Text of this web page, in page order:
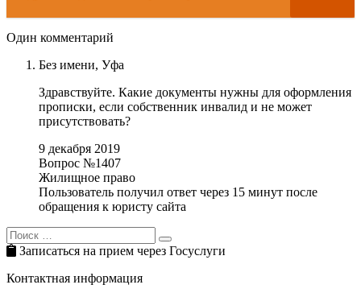
Один комментарий
Без имени, Уфа
Здравствуйте. Какие документы нужны для оформления
прописки, если собственник инвалид и не может
присутствовать?
9 декабря 2019
Вопрос №1407
Жилищное право
Пользователь получил ответ через 15 минут после
обращения к юристу сайта
Search
for:
Search
Записаться на прием через Госуслуги
Контактная информация